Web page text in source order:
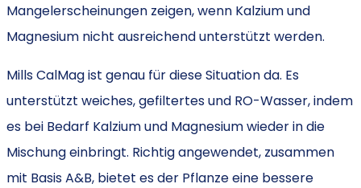
Mangelerscheinungen zeigen, wenn Kalzium und
Magnesium nicht ausreichend unterstützt werden.
Mills CalMag ist genau für diese Situation da. Es
unterstützt weiches, gefiltertes und RO-Wasser, indem
es bei Bedarf Kalzium und Magnesium wieder in die
Mischung einbringt. Richtig angewendet, zusammen
mit Basis A&B, bietet es der Pflanze eine bessere